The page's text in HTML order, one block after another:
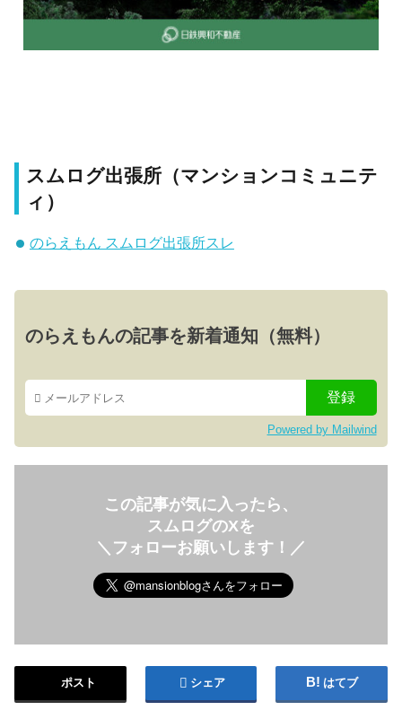
スムログ出張所（マンションコミュニテ
ィ）
のらえもん スムログ出張所スレ
のらえもんの記事を新着通知（無料）
Powered by Mailwind
この記事が気に入ったら、
スムログのXを
＼フォローお願いします！／
ポスト シェア はてブ